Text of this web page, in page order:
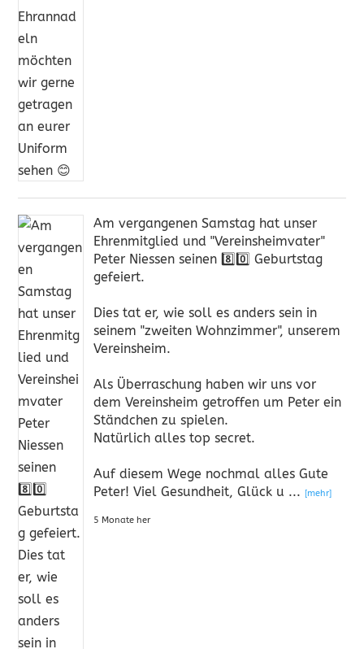
Am vergangenen Samstag hat unser
Ehrenmitglied und "Vereinsheimvater"
Peter Niessen seinen 8️⃣0️⃣ Geburtstag
gefeiert.
Dies tat er, wie soll es anders sein in
seinem "zweiten Wohnzimmer", unserem
Vereinsheim.
Als Überraschung haben wir uns vor
dem Vereinsheim getroffen um Peter ein
Ständchen zu spielen.
Natürlich alles top secret.
Auf diesem Wege nochmal alles Gute
Peter! Viel Gesundheit, Glück u ...[mehr]
5 Monate her